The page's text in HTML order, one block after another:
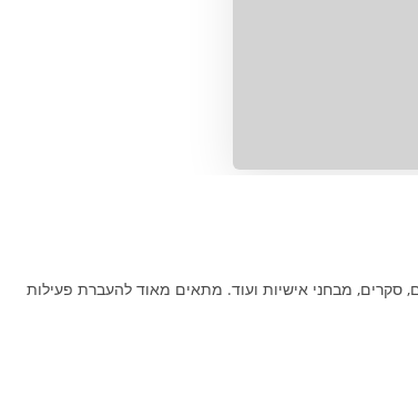
סקרים, מבחני אישיות ועוד. מתאים מאוד להעברת פעילות